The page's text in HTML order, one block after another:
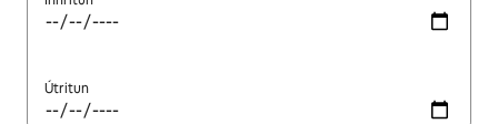
Útritun